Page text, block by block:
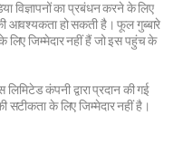
विज्ञापनों का प्रबंधन करने के लिए
आवश्यकता हो सकती है। फूल गुब्बारे
लिए जिम्मेदार नहीं हैं जो इस पहुंच के
कंपनी द्वारा प्रदान की गई
सटीकता के लिए जिम्मेदार नहीं है।